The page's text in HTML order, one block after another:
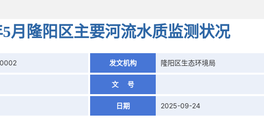
5月隆阳区主要河流水质监测状况
发文机构 隆阳区生态环境局
文 号
日期 2025-09-24